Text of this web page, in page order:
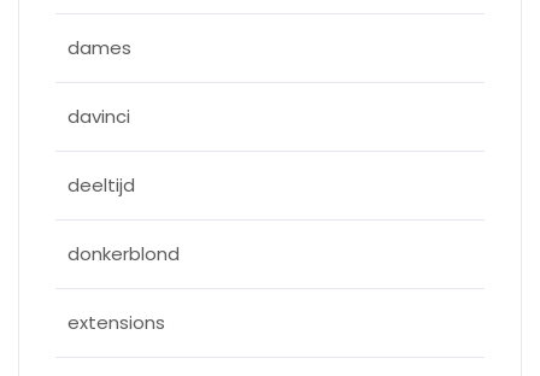
dames
davinci
deeltijd
donkerblond
extensions